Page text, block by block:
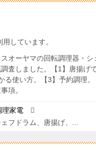
しています。
オーヤマの回転調理器・シ
査しました。【1】唐揚げ
る使い方。【3】予約調理。
項。
理家電
フドラム、唐揚げ、...